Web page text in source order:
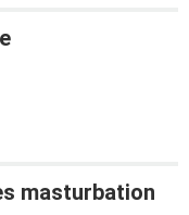
masturbation